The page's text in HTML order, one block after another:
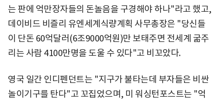
는 판에 억만장자들의 돈놀음을 구경해야 하나"라고 했고,
데이비드 비즐리 유엔세계식량계획 사무총장은 "당신들
이 단돈 60억달러(6조9000억원)만 보태주면 전세계 굶주
리는 사람 4100만명을 도울 수 있다"고 비꼬았다.
영국 일간 인디펜던트는 "지구가 불타는데 부자들은 비싼
놀이기구를 탄다"고 꼬집었으며, 미 워싱턴포스트는 "억